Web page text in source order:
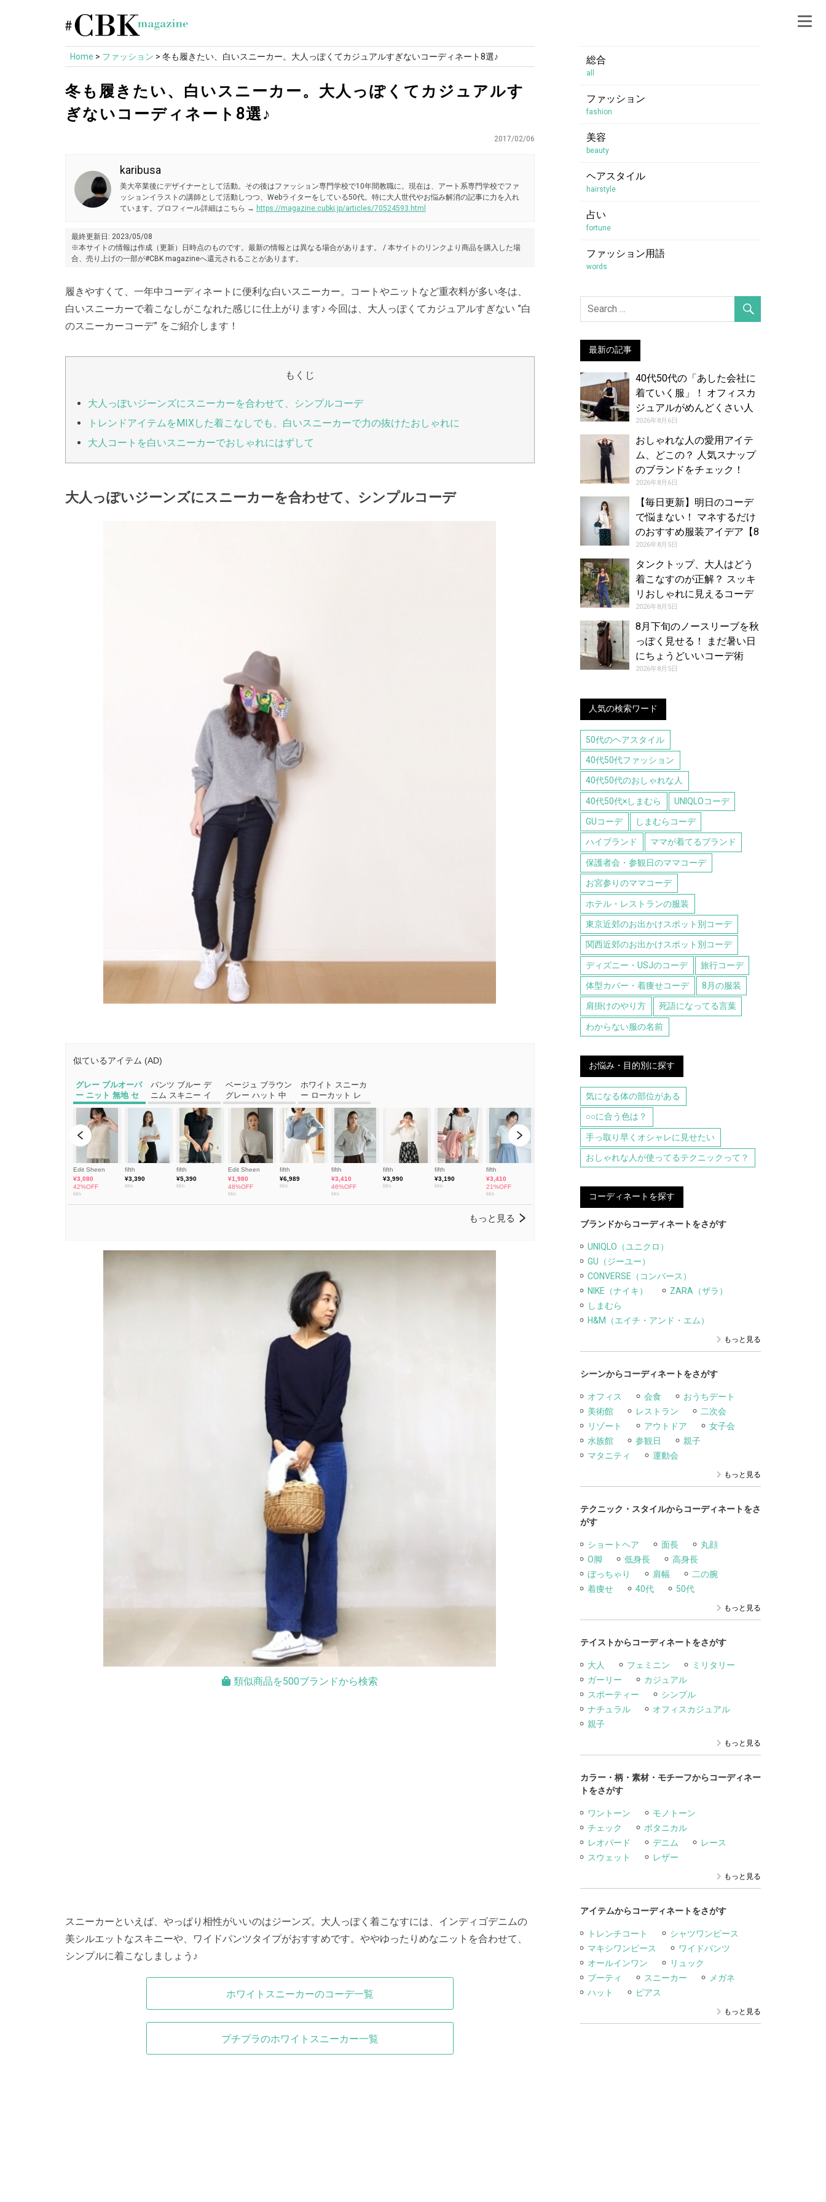
content
Home > ファッション >冬も履きたい、白いスニーカー。大人っぽくてカジュアルすぎないコーディネート8選♪
冬も履きたい、白いスニーカー。大人っぽくてカジュアルす
ぎないコーディネート8選♪
2017/02/06
karibusa
美大卒業後にデザイナーとして活動。その後はファッション専門学校で10年間教職に。現在は、アート系専門学校でファ
ッションイラストの講師として活動しつつ、Webライターをしている50代。特に大人世代やお悩み解消の記事に力を入れ
ています。プロフィール詳細はこちら → https://magazine.cubki.jp/articles/70524593.html
最終更新日: 2023/05/08
※本サイトの情報は作成（更新）日時点のものです。最新の情報とは異なる場合があります。 / 本サイトのリンクより商品を購入した場
合、売り上げの一部が#CBK magazineへ還元されることがあります。
履きやすくて、一年中コーディネートに便利な白いスニーカー。コートやニットなど重衣料が多い冬は、
白いスニーカーで着こなしがこなれた感じに仕上がります♪ 今回は、大人っぽくてカジュアルすぎない ”白
のスニーカーコーデ” をご紹介します！
もくじ
大人っぽいジーンズにスニーカーを合わせて、シンプルコーデ
トレンドアイテムをMIXした着こなしでも、白いスニーカーで力の抜けたおしゃれに
大人コートを白いスニーカーでおしゃれにはずして
大人っぽいジーンズにスニーカーを合わせて、シンプルコーデ
類似商品を500ブランドから検索
スニーカーといえば、やっぱり相性がいいのはジーンズ。大人っぽく着こなすには、インディゴデニムの
美シルエットなスキニーや、ワイドパンツタイプがおすすめです。ややゆったりめなニットを合わせて、
シンプルに着こなしましょう♪
ホワイトスニーカーのコーデ一覧
プチプラのホワイトスニーカー一覧
総合
all
ファッション
fashion
美容
beauty
ヘアスタイル
hairstyle
占い
fortune
ファッション用語
words
最新の記事
40代50代の「あした会社に
着ていく服」！ オフィスカ
ジュアルがめんどくさい人
のお手本コーデ【8月7日
夏】
2026年8月6日
おしゃれな人の愛用アイテ
ム、どこの？ 人気スナップ
のブランドをチェック！
（2026年7月26日号）
2026年8月6日
【毎日更新】明日のコーデ
で悩まない！ マネするだけ
のおすすめ服装アイデア【8
月6日夏】
2026年8月5日
タンクトップ、大人はどう
着こなすのが正解？ スッキ
リおしゃれに見えるコーデ
アイデア【レディース】
2026年8月5日
8月下旬のノースリーブを秋
っぽく見せる！ まだ暑い日
にちょうどいいコーデ術
2026年8月5日
人気の検索ワード
50代のヘアスタイル
40代50代ファッション
40代50代のおしゃれな人
40代50代×しまむら UNIQLOコーデ
GUコーデ しまむらコーデ
ハイブランド ママが着てるブランド
保護者会・参観日のママコーデ
お宮参りのママコーデ
ホテル・レストランの服装
東京近郊のお出かけスポット別コーデ
関西近郊のお出かけスポット別コーデ
ディズニー・USJのコーデ 旅行コーデ
体型カバー・着痩せコーデ 8月の服装
肩掛けのやり方 死語になってる言葉
わからない服の名前
お悩み・目的別に探す
気になる体の部位がある
○○に合う色は？
手っ取り早くオシャレに見せたい
おしゃれな人が使ってるテクニックって？
コーディネートを探す
ブランドからコーディネートをさがす
UNIQLO（ユニクロ）
GU（ジーユー）
CONVERSE（コンバース）
NIKE（ナイキ）
ZARA（ザラ）
しまむら
H&M（エイチ・アンド・エム）
もっと見る
シーンからコーディネートをさがす
オフィス 会食
おうちデート
美術館
レストラン
二次会
リゾート
アウトドア
女子会
水族館
参観日
親子
マタニティ
運動会
もっと見る
テクニック・スタイルからコーディネートをさ
がす
ショートヘア 面長
丸顔
O脚
低身長
高身長
ぼっちゃり
肩幅
二の腕
着痩せ
40代 50代
もっと見る
テイストからコーディネートをさがす
大人 フェミニン
ミリタリー
ガーリー
カジュアル
スポーティー
シンプル
ナチュラル
オフィスカジュアル
親子
もっと見る
カラー・柄・素材・モチーフからコーディネー
トをさがす
ワントーン
モノトーン
チェック
ボタニカル
レオパード
デニム
レース
スウェット
レザー
もっと見る
アイテムからコーディネートをさがす
トレンチコート
シャツワンピース
マキシワンピース
ワイドパンツ
オールインワン
リュック
ブーティ
スニーカー
メガネ
ハット
ピアス
もっと見る